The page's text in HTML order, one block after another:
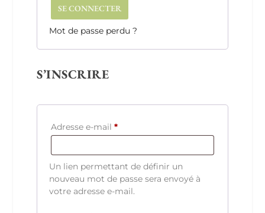
r
g
a
SE CONNECTER
Mot de passe perdu ?
S’INSCRIRE
Adresse e-mail*O
g
Un lien permettant de définir un
nouveau mot de passe sera envoyé à
votre adresse e-mail.